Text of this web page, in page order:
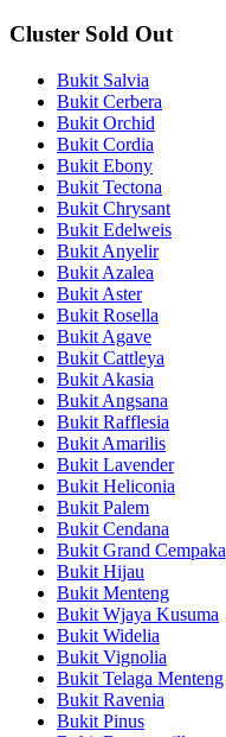
Cluster Sold Out
Bukit Salvia
Bukit Cerbera
Bukit Orchid
Bukit Cordia
Bukit Ebony
Bukit Tectona
Bukit Chrysant
Bukit Edelweis
Bukit Anyelir
Bukit Azalea
Bukit Aster
Bukit Rosella
Bukit Agave
Bukit Cattleya
Bukit Akasia
Bukit Angsana
Bukit Rafflesia
Bukit Amarilis
Bukit Lavender
Bukit Heliconia
Bukit Palem
Bukit Cendana
Bukit Grand Cempaka
Bukit Hijau
Bukit Menteng
Bukit Wjaya Kusuma
Bukit Widelia
Bukit Vignolia
Bukit Telaga Menteng
Bukit Ravenia
Bukit Pinus